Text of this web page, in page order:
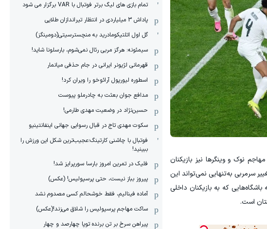
نوک و وینگرها نیز بازیکنان
سرمربی به‌تنهایی نمی‌تواند این
که به بازیکنان داخلی
است.
تمام بازی های لیگ برتر فوتبال با VAR برگزار می شود
پاداش 3 میلیاردی در انتظار تیراندازان طلایی
گل اول اتلتیکومادرید به منچسترسیتی(دومینگز)
سیمئونه: هرگز مربی رئال نمی‌شوم، بارسلونا شاید!
قهرمانی لژیونر ایرانی در جام حذفی میانمار
اسطوره لیورپول آرائوخو را ویران کرد!
مدافع جوان بعثت به چادرملو پیوست
حسین‌نژاد در وضعیت مهدی طارمی!
سکوت مهدی تاج در قبال رسوایی جهانی اینفانتینیو
فوتبال با چاشنی کارتینگ؛عجیب‌ترین شکل این ورزش را
ببینید!
فلیک در تمرین امروز بارسا سورپرایز شد!
پیروز بباز نیست، حتی پرسپولیس! (عکس)
آماده فینالیم، فقط خوشحالم کسی مصدوم نشد
ساکت مهاجم پرسپولیس را شلاق می‌زند!(عکس)
پیراهن سرخ بر تن برنده توپا چهارصد و چهار